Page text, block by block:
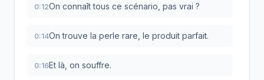
0:12On connaît tous ce scénario, pas vrai ?
0:14On trouve la perle rare, le produit parfait.
0:16Et là, on souffre.